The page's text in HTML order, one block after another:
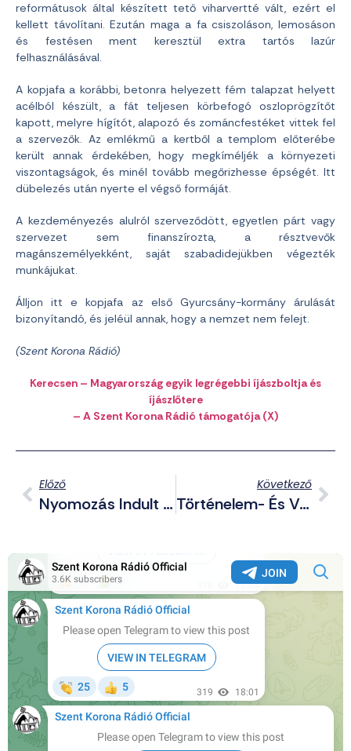
reformátusok által készített tető viharvertté vált, ezért el
kellett távolítani. Ezután maga a fa csiszoláson, lemosáson
és festésen ment keresztül extra tartós lazúr
felhasználásával.
A kopjafa a korábbi, betonra helyezett fém talapzat helyett
acélból készült, a fát teljesen körbefogó oszloprögzítőt
kapott, melyre hígítót, alapozó és zománcfestéket vittek fel
a szervezők. Az emlékmű a kertből a templom előterébe
került annak érdekében, hogy megkíméljék a környezeti
viszontagságok, és minél tovább megőrizhesse épségét. Itt
dübelezés után nyerte el végső formáját.
A kezdeményezés alulról szerveződött, egyetlen párt vagy
szervezet sem finanszírozta, a résztvevők
magánszemélyekként, saját szabadidejükben végezték
munkájukat.
Álljon itt e kopjafa az első Gyurcsány-kormány árulását
bizonyítandó, és jeléül annak, hogy a nemzet nem felejt.
(Szent Korona Rádió)
Kerecsen – Magyarország egyik legrégebbi íjászboltja és
íjászlőtere
– A Szent Korona Rádió támogatója (X)
Előző
Nyomozás Indult A Vármegye-Vezető Ellen Az LMBTQP Zászló Elégetésének Szándéka Miatt
Következő
Történelem- És Vallásgyalázás Varsóban